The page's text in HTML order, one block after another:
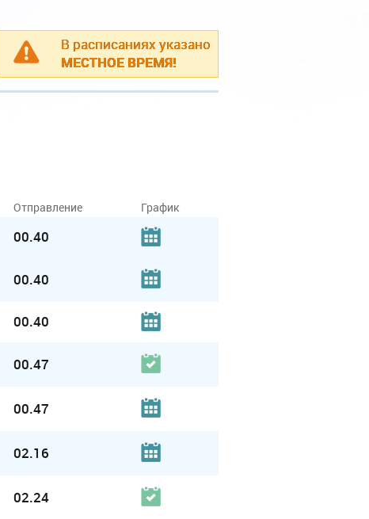
В расписаниях указано
МЕСТНОЕ ВРЕМЯ!
Отправление График
00.40
00.40
00.40
00.47
00.47
02.16
02.24